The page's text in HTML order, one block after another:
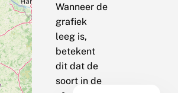
Wanneer de
grafiek
leeg is,
betekent
dit dat de
soort in de